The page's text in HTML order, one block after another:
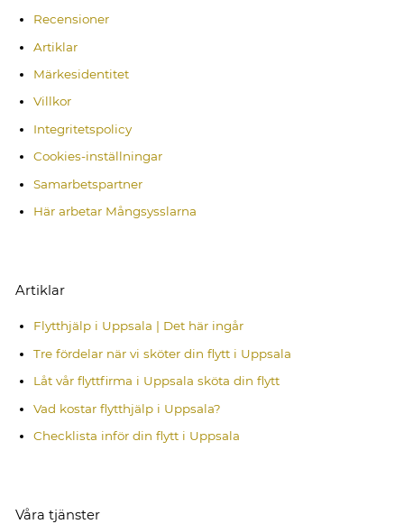
Recensioner
Artiklar
Märkesidentitet
Villkor
Integritetspolicy
Cookies-inställningar
Samarbetspartner
Här arbetar Mångsysslarna
Artiklar
Flytthjälp i Uppsala | Det här ingår
Tre fördelar när vi sköter din flytt i Uppsala
Låt vår flyttfirma i Uppsala sköta din flytt
Vad kostar flytthjälp i Uppsala?
Checklista inför din flytt i Uppsala
Våra tjänster